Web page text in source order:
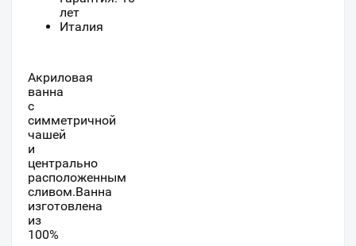
лет
Италия
Акриловая
ванна
с
симметричной
чашей
и
центрально
расположенным
сливом.Ванна
изготовлена
из
100%